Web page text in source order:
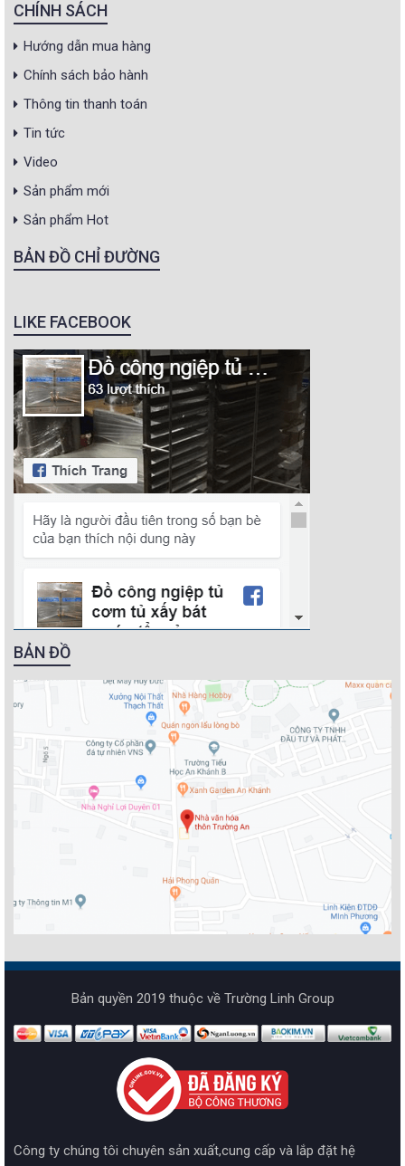
CHÍNH SÁCH
Hướng dẫn mua hàng
Chính sách bảo hành
Thông tin thanh toán
Tin tức
Video
Sản phẩm mới
Sản phẩm Hot
BẢN ĐỒ CHỈ ĐƯỜNG
LIKE FACEBOOK
BẢN ĐỒ
Bản quyền 2019 thuộc về Trường Linh Group
Công ty chúng tôi chuyên sản xuất,cung cấp và lắp đặt hệ